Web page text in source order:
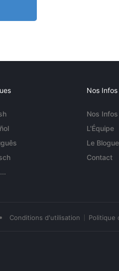
Nos Infos
Nos Infos
L'Équipe
Le Blogue
Contact
• Conditions d'utilisation Politique